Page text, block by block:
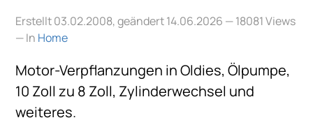
Erstellt 03.02.2008, geändert 14.06.2026 — 18081 Views
— In Home
Motor-Verpflanzungen in Oldies, Ölpumpe,
10 Zoll zu 8 Zoll, Zylinderwechsel und
weiteres.